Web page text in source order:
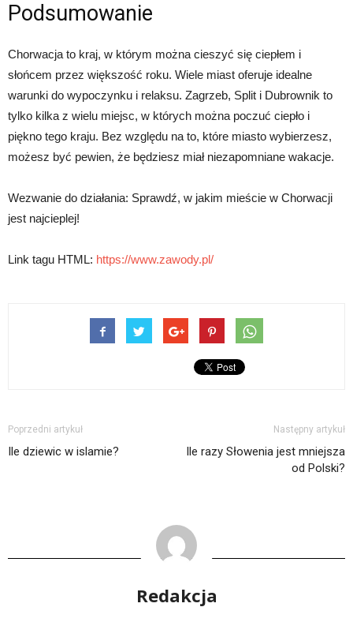
Podsumowanie
Chorwacja to kraj, w którym można cieszyć się ciepłem i
słońcem przez większość roku. Wiele miast oferuje idealne
warunki do wypoczynku i relaksu. Zagrzeb, Split i Dubrownik to
tylko kilka z wielu miejsc, w których można poczuć ciepło i
piękno tego kraju. Bez względu na to, które miasto wybierzesz,
możesz być pewien, że będziesz miał niezapomniane wakacje.
Wezwanie do działania: Sprawdź, w jakim mieście w Chorwacji
jest najcieplej!
Link tagu HTML: https://www.zawody.pl/
Poprzedni artykuł
Ile dziewic w islamie?
Następny artykuł
Ile razy Słowenia jest mniejsza
od Polski?
Redakcja